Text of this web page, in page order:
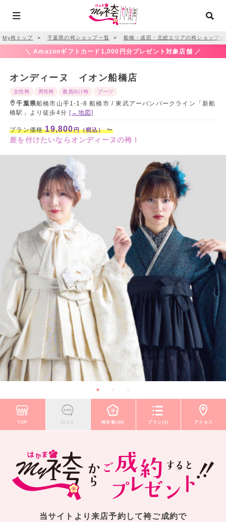
My袴トップ ＞ 千葉県の袴ショップ一覧 ＞ 船橋・成田・北総エリアの袴ショップ一
＼ Amazonギフトカード1,000円分プレゼント対象店舗 ／
オンディーヌ イオン船橋店
女性袴 男性袴 教員向け袴 ブーツ
千葉県船橋市山手1-1-8 船橋市 / 東武アーバンパークライン「新船
橋駅」より徒歩4分[→地図]
プラン価格19,800円（税込）〜
差を付けたいならオンディーヌの袴！
TOP 口コミ 袴衣装(50) プラン(2) アクセス
当サイトより来店予約して袴ご成約で